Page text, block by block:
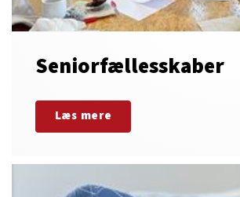
Seniorfællesskaber
Læs mere